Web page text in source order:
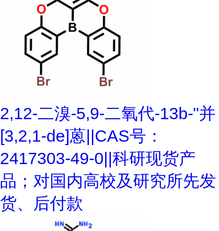
2,12-二溴-5,9-二氧代-13b-"并
[3,2,1-de]蒽||CAS号：
2417303-49-0||科研现货产
品；对国内高校及研究所先发
货、后付款